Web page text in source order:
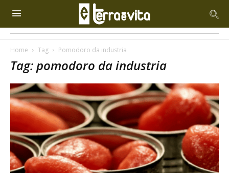
Home Tag Pomodoro da industria
Tag: pomodoro da industria